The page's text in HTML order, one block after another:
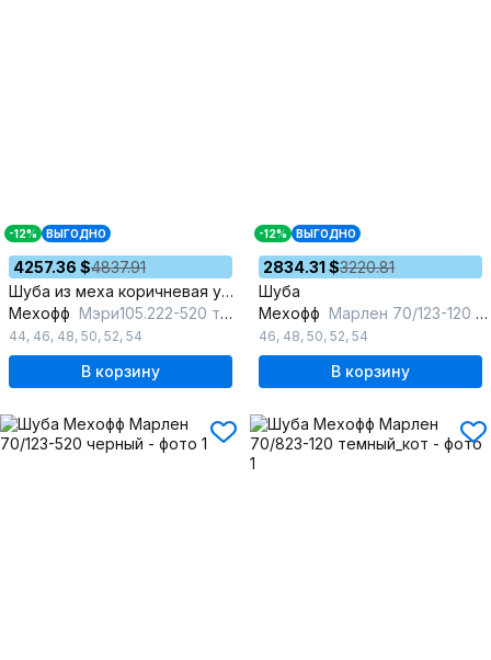
-12% ВЫГОДНО
4257.36 $4837.91
Шуба из меха коричневая утепленная на зиму
Мехофф Мэри105.222-520 темно-коричневый
44, 46, 48, 50, 52, 54
В корзину
-12% ВЫГОДНО
2834.31 $3220.81
Шуба
Мехофф Марлен 70/123-120 черный
46, 48, 50, 52, 54
В корзину